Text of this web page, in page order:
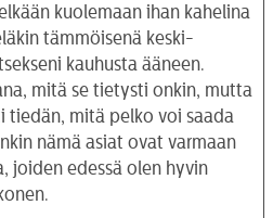
kuolemaan ihan kahelina
tämmöisenä keski-
kauhusta ääneen.
mitä se tietysti onkin, mutta
tiedän, mitä pelko voi saada
nämä asiat ovat varmaan
joiden edessä olen hyvin